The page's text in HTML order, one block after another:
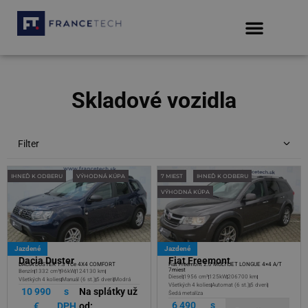
Skladové vozidla
Filter
IHNEĎ K ODBERU VÝHODNÁ KÚPA
Jazdené
Dacia Duster
DACIA DUSTER 1.3 TCe 4X4 COMFORT
Benzín 1332 cm³96kW 124130 km
Všetkých 4 kolies Manuál (6 st.) 5 dverí Modrá
10 990
s
Na splátky už
7 MIEST IHNEĎ K ODBERU
VÝHODNÁ KÚPA
Jazdené
Fiat Freemont
Fiat Freemont 2.0 MULTIJET LONGUE 4×4 A/T
7miest
Diesel 1956 cm³ 125kW206700 km
Všetkých 4 koliesAutomat (6 st.) 5 dverí
Šedá metalíza
6 490
s